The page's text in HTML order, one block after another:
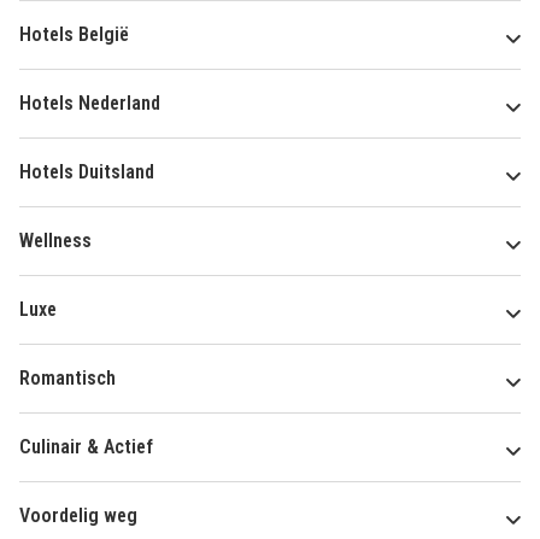
Hotels België
Hotels Nederland
Hotels Duitsland
Wellness
Luxe
Romantisch
Culinair & Actief
Voordelig weg